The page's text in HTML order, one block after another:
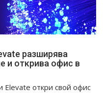
разширява
и открива офис в
Elevate откри свой офис